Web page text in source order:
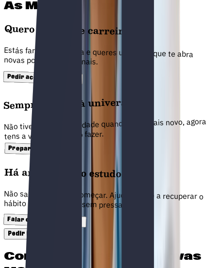
As M23 são para ti?
Quero mudar de carreira
Estás farto da tua área e queres um curso que te abra
novas portas profissionais.
Pedir aconselhamento
Sempre quis ir à universidade
Não tiveste a oportunidade quando eras mais novo, agora
tens a via certa para o fazer.
Preparar as M23
Há anos que não estudo
Não sabes por onde começar. Ajudamos-te a recuperar o
hábito passo a passo, sem pressas.
Falar com um consultor
Pedir informações
Como funcionam as
Provas